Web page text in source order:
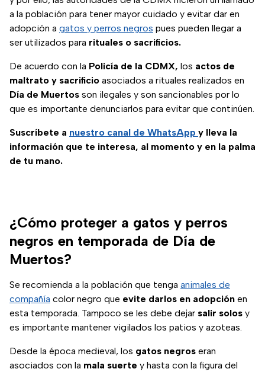
a la población para tener mayor cuidado y evitar dar en
adopción a gatos y perros negros pues pueden llegar a
ser utilizados para rituales o sacrificios.
De acuerdo con la Policía de la CDMX, los actos de
maltrato y sacrificio asociados a rituales realizados en
Día de Muertos son ilegales y son sancionables por lo
que es importante denunciarlos para evitar que continúen.
Suscríbete a nuestro canal de WhatsApp y lleva la
información que te interesa, al momento y en la palma
de tu mano.
¿Cómo proteger a gatos y perros
negros en temporada de Día de
Muertos?
Se recomienda a la población que tenga animales de
compañía color negro que evite darlos en adopción en
esta temporada. Tampoco se les debe dejar salir solos y
es importante mantener vigilados los patios y azoteas.
Desde la época medieval, los gatos negros eran
asociados con la mala suerte y hasta con la figura del